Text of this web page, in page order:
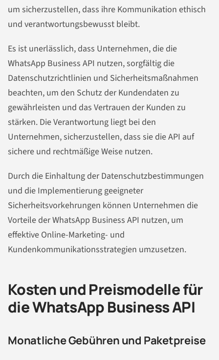
um sicherzustellen, dass ihre Kommunikation ethisch
und verantwortungsbewusst bleibt.
Es ist unerlässlich, dass Unternehmen, die die
WhatsApp Business API nutzen, sorgfältig die
Datenschutzrichtlinien und Sicherheitsmaßnahmen
beachten, um den Schutz der Kundendaten zu
gewährleisten und das Vertrauen der Kunden zu
stärken. Die Verantwortung liegt bei den
Unternehmen, sicherzustellen, dass sie die API auf
sichere und rechtmäßige Weise nutzen.
Durch die Einhaltung der Datenschutzbestimmungen
und die Implementierung geeigneter
Sicherheitsvorkehrungen können Unternehmen die
Vorteile der WhatsApp Business API nutzen, um
effektive Online-Marketing- und
Kundenkommunikationsstrategien umzusetzen.
Kosten und Preismodelle für
die WhatsApp Business API
Monatliche Gebühren und Paketpreise